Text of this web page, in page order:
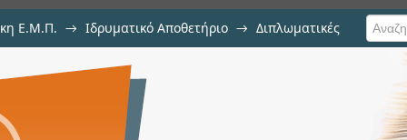
Ε.Μ.Π. → Ιδρυματικό Αποθετήριο → Διπλωματικές
μέτρου ελαστικότητας σε